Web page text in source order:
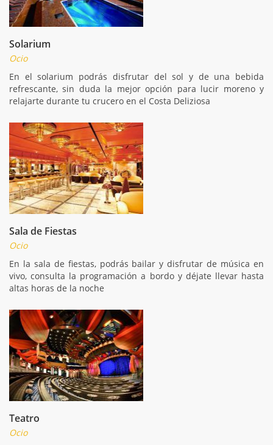
Solarium
Ocio
En el solarium podrás disfrutar del sol y de una bebida
refrescante, sin duda la mejor opción para lucir moreno y
relajarte durante tu crucero en el Costa Deliziosa
Sala de Fiestas
Ocio
En la sala de fiestas, podrás bailar y disfrutar de música en
vivo, consulta la programación a bordo y déjate llevar hasta
altas horas de la noche
Teatro
Ocio